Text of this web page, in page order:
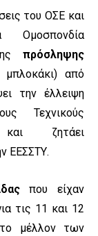
του ΟΣΕ και
πρόσληψης
μπλοκάκι) από
την έλλειψη
Τεχνικούς
και ζητάει
ΕΕΣΣΤΥ.
που είχαν
τις 11 και 12
μέλλον των